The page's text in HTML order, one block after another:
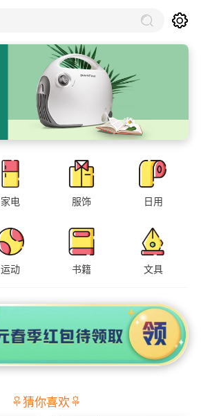
家电 服饰 日用
运动 书籍 文具
猜你喜欢